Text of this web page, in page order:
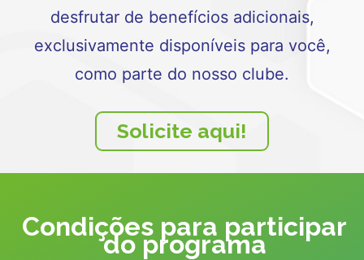
desfrutar de benefícios adicionais,
exclusivamente disponíveis para você,
como parte do nosso clube.
Solicite aqui!
Condições para participar
do programa